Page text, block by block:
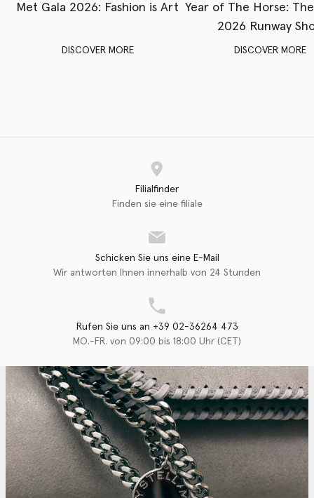
Met Gala 2026: Fashion is Art
DISCOVER MORE
Year of The Horse:
2026 Runway
DISCOVER MORE
Filialfinder
Finden sie eine filiale
Schicken Sie uns eine E-Mail
Wir antworten Ihnen innerhalb von 24 Stunden
Rufen Sie uns an +39 02-36264 473
MO.-FR. von 09:00 bis 18:00 Uhr (CET)